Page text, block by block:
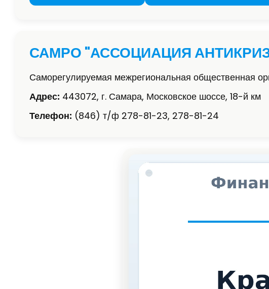
САМРО "АССОЦИАЦИЯ
Саморегулируемая межрегиональная общественная
Адрес: 443072, г. Самара, Московское шоссе, 18-й км
Телефон: (846) т/ф 278-81-23, 278-81-24